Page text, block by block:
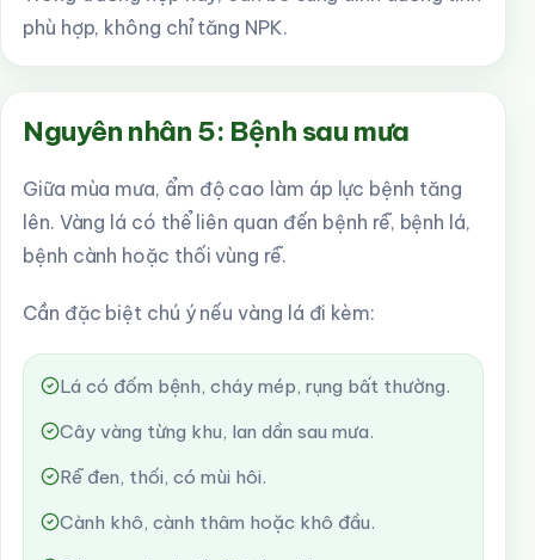
phù hợp, không chỉ tăng NPK.
Nguyên nhân 5: Bệnh sau mưa
Giữa mùa mưa, ẩm độ cao làm áp lực bệnh tăng
lên. Vàng lá có thể liên quan đến bệnh rễ, bệnh lá,
bệnh cành hoặc thối vùng rễ.
Cần đặc biệt chú ý nếu vàng lá đi kèm:
Lá có đốm bệnh, cháy mép, rụng bất thường.
Cây vàng từng khu, lan dần sau mưa.
Rễ đen, thối, có mùi hôi.
Cành khô, cành thâm hoặc khô đầu.